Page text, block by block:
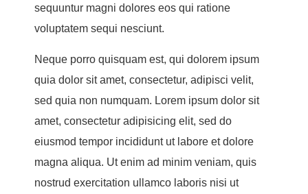
sequuntur magni dolores eos qui ratione
voluptatem sequi nesciunt.
Neque porro quisquam est, qui dolorem ipsum
quia dolor sit amet, consectetur, adipisci velit,
sed quia non numquam. Lorem ipsum dolor sit
amet, consectetur adipisicing elit, sed do
eiusmod tempor incididunt ut labore et dolore
magna aliqua. Ut enim ad minim veniam, quis
nostrud exercitation ullamco laboris nisi ut